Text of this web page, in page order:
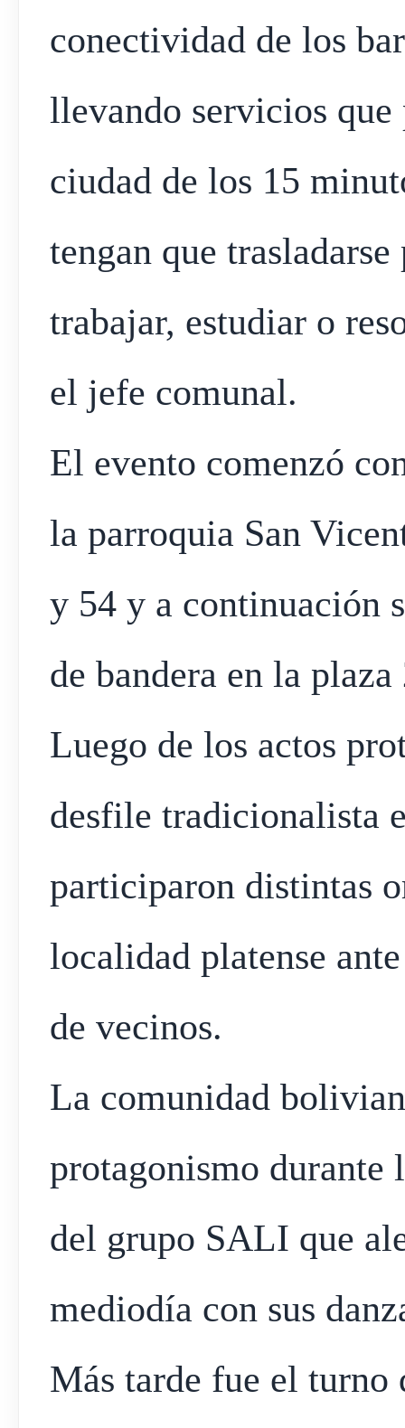
conectividad de los
llevando servicios
ciudad de los 15
tengan que
trabajar, estudiar o
el jefe comunal.
El evento comenzó
la parroquia San
y 54 y a continuación
de bandera en la
Luego de los actos
desfile tradicionalista
participaron distintas
localidad platense
de vecinos.
La comunidad
protagonismo durante
del grupo SALI que
mediodía con sus
Más tarde fue el turno